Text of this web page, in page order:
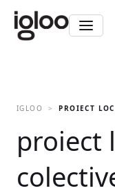
IGLOO PROIECT
proiect